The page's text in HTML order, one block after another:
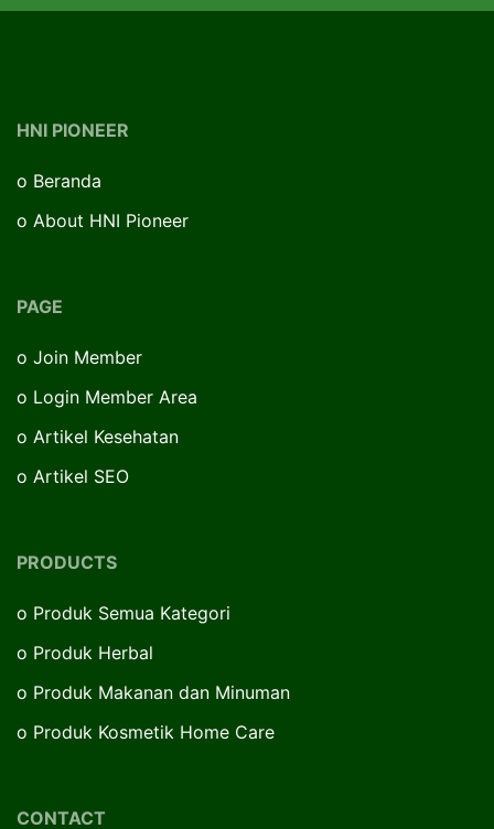
HNI PIONEER
o Beranda
o About HNI Pioneer
PAGE
o Join Member
o Login Member Area
o Artikel Kesehatan
o Artikel SEO
PRODUCTS
o Produk Semua Kategori
o Produk Herbal
o Produk Makanan dan Minuman
o Produk Kosmetik Home Care
CONTACT